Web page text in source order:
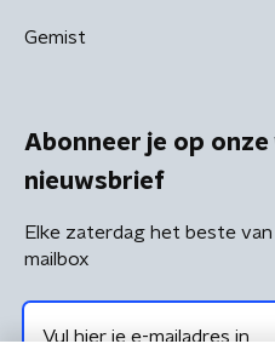
Gemist
Abonneer je op
nieuwsbrief
Elke zaterdag het beste
mailbox